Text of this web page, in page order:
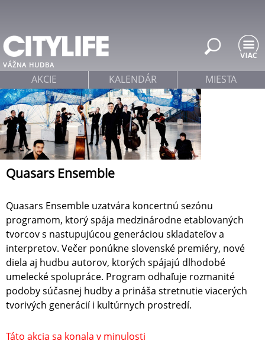
VÁŽNA HUDBA
Quasars Ensemble
Quasars Ensemble uzatvára koncertnú sezónu
programom, ktorý spája medzinárodne etablovaných
tvorcov s nastupujúcou generáciou skladateľov a
interpretov. Večer ponúkne slovenské premiéry, nové
diela aj hudbu autorov, ktorých spájajú dlhodobé
umelecké spolupráce. Program odhaľuje rozmanité
podoby súčasnej hudby a prináša stretnutie viacerých
tvorivých generácií i kultúrnych prostredí.
Táto akcia sa konala v minulosti
AKCIE KALENDÁR MIESTA